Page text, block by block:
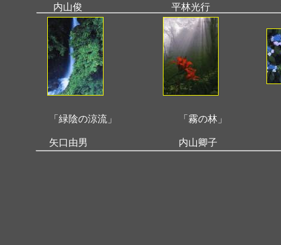
「霧の林」
内山卿子
「緑陰の涼流」
矢口由男
内山俊 平林光行